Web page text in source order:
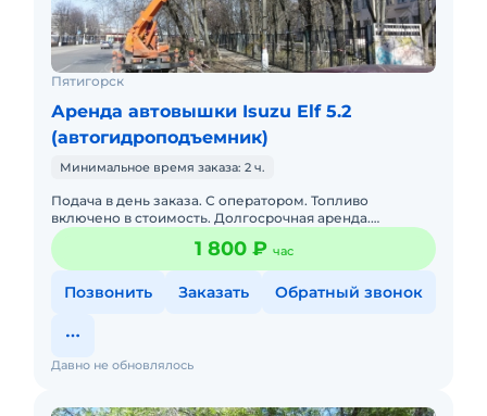
Пятигорск
Аренда автовышки Isuzu Elf 5.2
(автогидроподъемник)
Минимальное время заказа: 2 ч.
Подача в день заказа. С оператором. Топливо
включено в стоимость. Долгосрочная аренда.
Предоставляем услуги японской автовышки Mitsubishi,
компактная база, прох1 800 ₽ час
Позвонить Заказать Обратный звонок
Давно не обновлялось